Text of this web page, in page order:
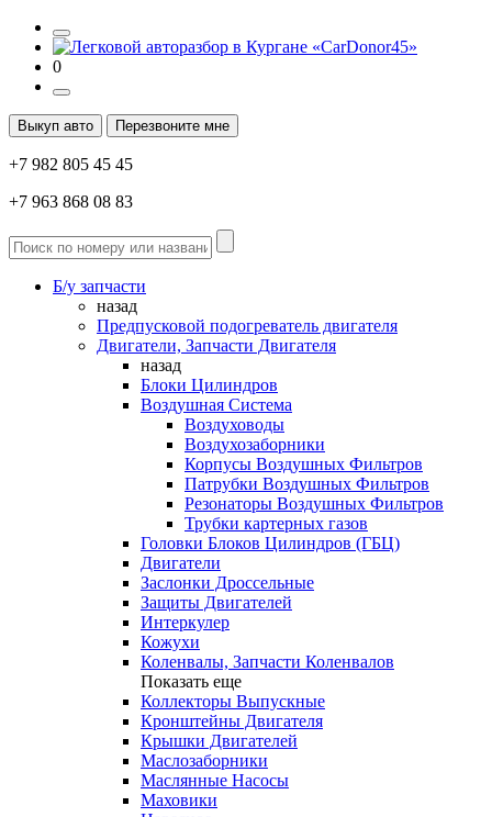
0
Выкуп авто Перезвоните мне
+7 982 805 45 45
+7 963 868 08 83
Б/у запчасти
назад
Предпусковой подогреватель двигателя
Двигатели, Запчасти Двигателя
назад
Блоки Цилиндров
Воздушная Система
Воздуховоды
Воздухозаборники
Корпусы Воздушных Фильтров
Патрубки Воздушных Фильтров
Резонаторы Воздушных Фильтров
Трубки картерных газов
Головки Блоков Цилиндров (ГБЦ)
Двигатели
Заслонки Дроссельные
Защиты Двигателей
Интеркулер
Кожухи
Коленвалы, Запчасти Коленвалов
Показать еще
Коллекторы Выпускные
Кронштейны Двигателя
Крышки Двигателей
Маслозаборники
Маслянные Насосы
Маховики